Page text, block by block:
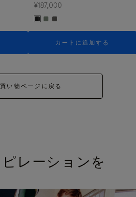
¥187,000
カートに追加する
い物ページに戻る
レーションを